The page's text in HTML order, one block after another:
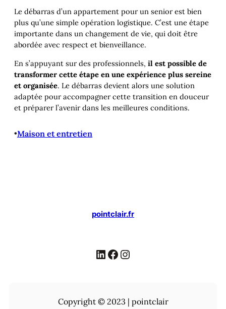
Le débarras d’un appartement pour un senior est bien
plus qu’une simple opération logistique. C’est une étape
importante dans un changement de vie, qui doit être
abordée avec respect et bienveillance.
En s’appuyant sur des professionnels, il est possible de
transformer cette étape en une expérience plus sereine
et organisée. Le débarras devient alors une solution
adaptée pour accompagner cette transition en douceur
et préparer l’avenir dans les meilleures conditions.
•Maison et entretien
pointclair.fr
LinkedIn Facebook Instagram
Copyright © 2023 | pointclair